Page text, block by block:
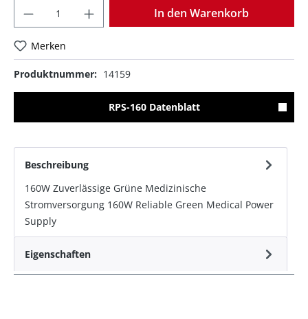
In den Warenkorb
Merken
Produktnummer: 14159
RPS-160 Datenblatt
Beschreibung
160W Zuverlässige Grüne Medizinische
Stromversorgung 160W Reliable Green Medical Power
Supply
Eigenschaften